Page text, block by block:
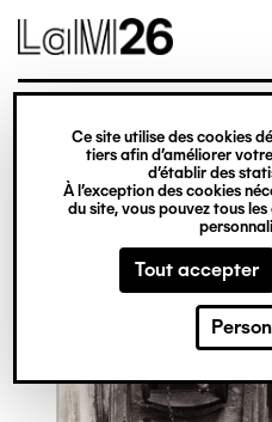
Gestion des cookies
Ce site utilise des cookies
tiers afin d’améliorer
d’établir des
À l’exception des cookies
du site, vous pouvez tous
Tout accepter
contenu